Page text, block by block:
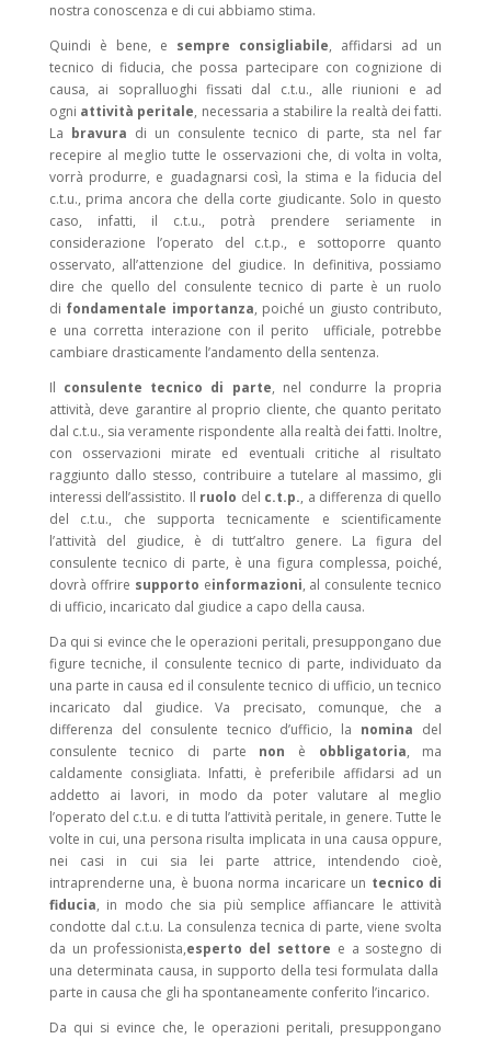
nostra conoscenza e di cui abbiamo stima.
Quindi è bene, e sempre consigliabile, affidarsi ad un
tecnico di fiducia, che possa partecipare con cognizione di
causa, ai sopralluoghi fissati dal c.t.u., alle riunioni e ad
ogni attività peritale, necessaria a stabilire la realtà dei fatti.
La bravura di un consulente tecnico di parte, sta nel far
recepire al meglio tutte le osservazioni che, di volta in volta,
vorrà produrre, e guadagnarsi così, la stima e la fiducia del
c.t.u., prima ancora che della corte giudicante. Solo in questo
caso, infatti, il c.t.u., potrà prendere seriamente in
considerazione l’operato del c.t.p., e sottoporre quanto
osservato, all’attenzione del giudice. In definitiva, possiamo
dire che quello del consulente tecnico di parte è un ruolo
di fondamentale importanza, poiché un giusto contributo,
e una corretta interazione con il perito ufficiale, potrebbe
cambiare drasticamente l’andamento della sentenza.
Il consulente tecnico di parte, nel condurre la propria
attività, deve garantire al proprio cliente, che quanto peritato
dal c.t.u., sia veramente rispondente alla realtà dei fatti. Inoltre,
con osservazioni mirate ed eventuali critiche al risultato
raggiunto dallo stesso, contribuire a tutelare al massimo, gli
interessi dell’assistito. Il ruolo del c.t.p., a differenza di quello
del c.t.u., che supporta tecnicamente e scientificamente
l’attività del giudice, è di tutt’altro genere. La figura del
consulente tecnico di parte, è una figura complessa, poiché,
dovrà offrire supporto einformazioni, al consulente tecnico
di ufficio, incaricato dal giudice a capo della causa.
Da qui si evince che le operazioni peritali, presuppongano due
figure tecniche, il consulente tecnico di parte, individuato da
una parte in causa ed il consulente tecnico di ufficio, un tecnico
incaricato dal giudice. Va precisato, comunque, che a
differenza del consulente tecnico d’ufficio, la nomina del
consulente tecnico di parte non è obbligatoria, ma
caldamente consigliata. Infatti, è preferibile affidarsi ad un
addetto ai lavori, in modo da poter valutare al meglio
l’operato del c.t.u. e di tutta l’attività peritale, in genere. Tutte le
volte in cui, una persona risulta implicata in una causa oppure,
nei casi in cui sia lei parte attrice, intendendo cioè,
intraprenderne una, è buona norma incaricare un tecnico di
fiducia, in modo che sia più semplice affiancare le attività
condotte dal c.t.u. La consulenza tecnica di parte, viene svolta
da un professionista,esperto del settore e a sostegno di
una determinata causa, in supporto della tesi formulata dalla
parte in causa che gli ha spontaneamente conferito l’incarico.
Da qui si evince che, le operazioni peritali, presuppongano